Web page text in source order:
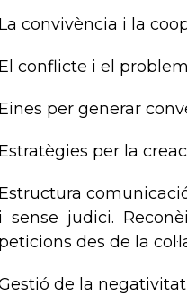
La convivència i la
El conflicte i el
Eines per generar
Estratègies per la
Estructura
i sense judici.
peticions des de la
de la